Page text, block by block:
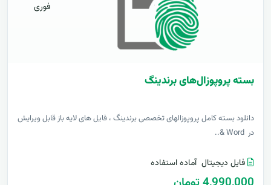
فوری
بسته پروپوزال‌های برندینگ
دانلود بسته کامل پروپوزالهای تخصصی برندینگ ، فایل های لایه باز قابل ویرایش
در Word &..
فایل دیجیتال آماده استفاده